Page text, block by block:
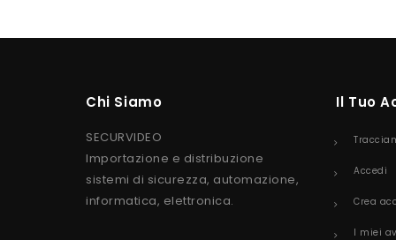
Chi Siamo
SECURVIDEO
Importazione e distribuzione
sistemi di sicurezza, automazione,
informatica, elettronica.
Il Tuo
Accedi
Crea
I miei